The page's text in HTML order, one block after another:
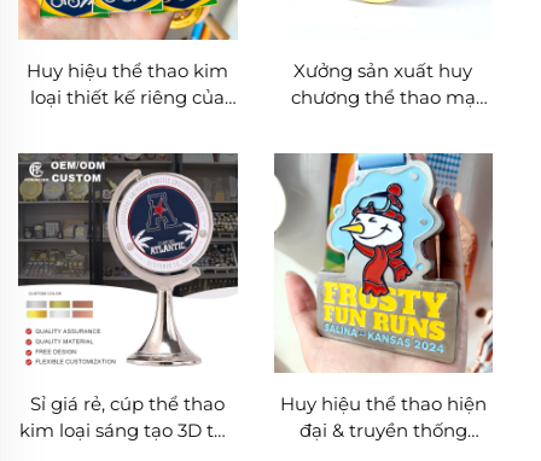
Huy hiệu thể thao kim
loại thiết kế riêng của
đua Xe đạp Bơi lội Ba
môn phối hợp Xe cân
bằng
Xưởng sản xuất huy
chương thể thao mạ
chương bóng đá, bóng
chuyền giá rẻ kèm ruy
băng
Sỉ giá rẻ, cúp thể thao
kim loại sáng tạo 3D tùy
Huy hiệu thể thao hiện
đại & truyền thống